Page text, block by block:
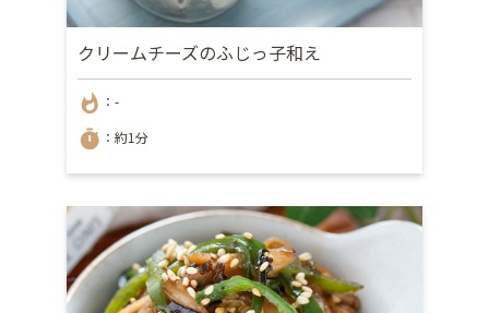
クリームチーズのふじっ子和え
whatshot ：-
timer ：約1分